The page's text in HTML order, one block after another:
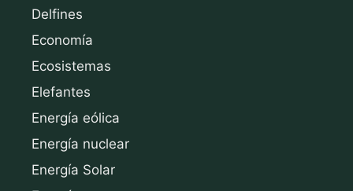
Delfines
Economía
Ecosistemas
Elefantes
Energía eólica
Energía nuclear
Energía Solar